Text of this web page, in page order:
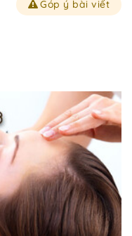
Góp ý bài viết